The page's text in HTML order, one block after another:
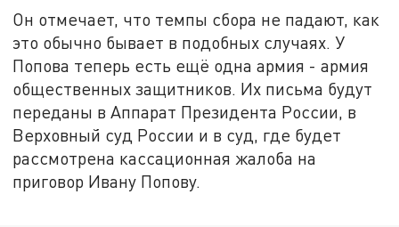
Он отмечает, что темпы сбора не падают, как
это обычно бывает в подобных случаях. У
Попова теперь есть ещё одна армия - армия
общественных защитников. Их письма будут
переданы в Аппарат Президента России, в
Верховный суд России и в суд, где будет
рассмотрена кассационная жалоба на
приговор Ивану Попову.